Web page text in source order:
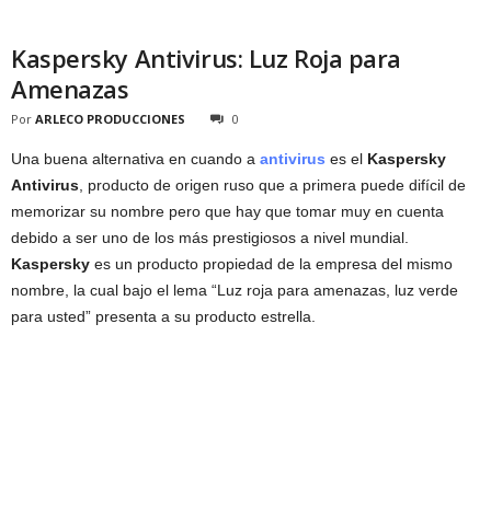
Kaspersky Antivirus: Luz Roja para
Amenazas
Por ARLECO PRODUCCIONES 0
Una buena alternativa en cuando a antivirus es el Kaspersky
Antivirus , producto de origen ruso que a primera puede difícil de
memorizar su nombre pero que hay que tomar muy en cuenta
debido a ser uno de los más prestigiosos a nivel mundial.
Kaspersky es un producto propiedad de la empresa del mismo
nombre, la cual bajo el lema “Luz roja para amenazas, luz verde
para usted” presenta a su producto estrella.